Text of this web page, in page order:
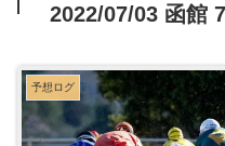
2022/07/03 函館
予想ログ